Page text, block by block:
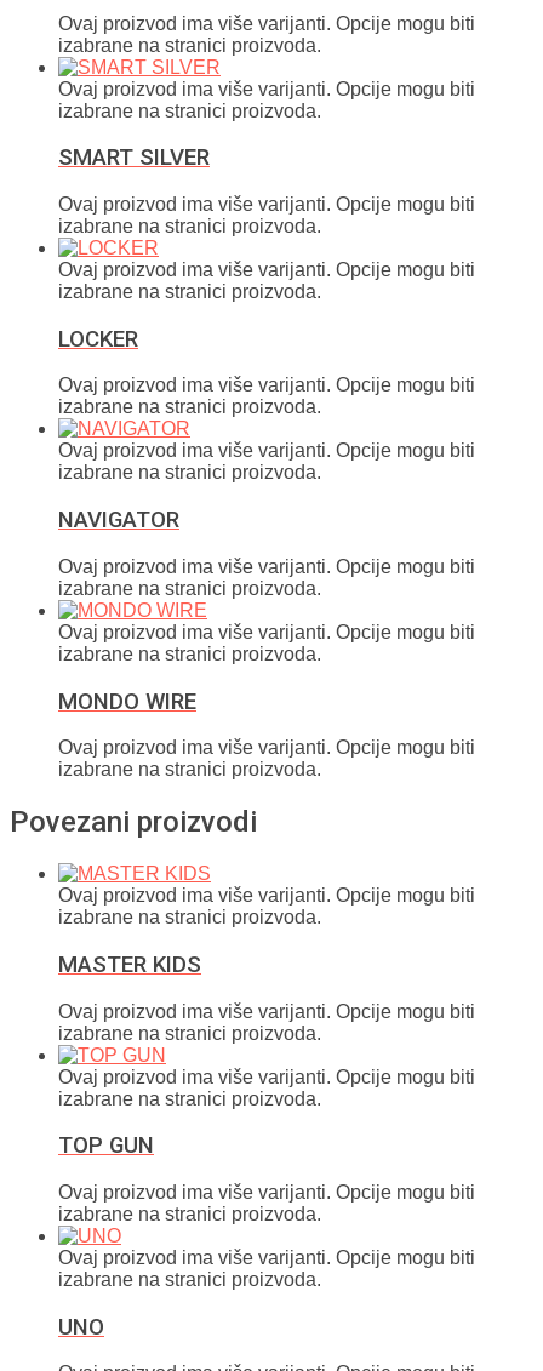
Ovaj proizvod ima više varijanti. Opcije mogu biti
izabrane na stranici proizvoda.
Ovaj proizvod ima više varijanti. Opcije mogu biti
izabrane na stranici proizvoda.
SMART SILVER
Ovaj proizvod ima više varijanti. Opcije mogu biti
izabrane na stranici proizvoda.
Ovaj proizvod ima više varijanti. Opcije mogu biti
izabrane na stranici proizvoda.
LOCKER
Ovaj proizvod ima više varijanti. Opcije mogu biti
izabrane na stranici proizvoda.
Ovaj proizvod ima više varijanti. Opcije mogu biti
izabrane na stranici proizvoda.
NAVIGATOR
Ovaj proizvod ima više varijanti. Opcije mogu biti
izabrane na stranici proizvoda.
Ovaj proizvod ima više varijanti. Opcije mogu biti
izabrane na stranici proizvoda.
MONDO WIRE
Ovaj proizvod ima više varijanti. Opcije mogu biti
izabrane na stranici proizvoda.
Povezani proizvodi
Ovaj proizvod ima više varijanti. Opcije mogu biti
izabrane na stranici proizvoda.
MASTER KIDS
Ovaj proizvod ima više varijanti. Opcije mogu biti
izabrane na stranici proizvoda.
Ovaj proizvod ima više varijanti. Opcije mogu biti
izabrane na stranici proizvoda.
TOP GUN
Ovaj proizvod ima više varijanti. Opcije mogu biti
izabrane na stranici proizvoda.
Ovaj proizvod ima više varijanti. Opcije mogu biti
izabrane na stranici proizvoda.
UNO